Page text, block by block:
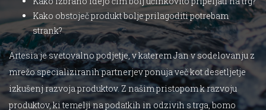
Kako obstoječ produkt bolje prilagoditi potrebam
strank?
Artesia je svetovalno podjetje, v katerem Jan v sodelovanju z
mrežo specializiranih partnerjev ponuja več kot desetljetje
izkušenj razvoja produktov. Z našim pristopom k razvoju
produktov, ki temelji na podatkih in odzivih s trga, bomo